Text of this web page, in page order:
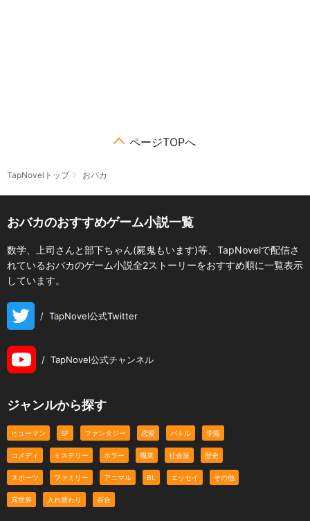
ページTOPへ
TapNovelトップ おバカ
おバカのおすすめゲーム小説一覧
数学、上司さんと部下ちゃん(屍鬼もいます)等、TapNovelで配信さ
れているおバカのゲーム小説全2ストーリーをおすすめ順に一覧表示
しています。
/ TapNovel公式Twitter
/ TapNovel公式チャンネル
ジャンルから探す
ヒューマン SF ファンタジー 恋愛 バトル 学園
コメディ ミステリー ホラー 職業 社会派 歴史
スポーツ ファミリー アニマル BL エッセイ その他
異世界 入れ替わり 百合